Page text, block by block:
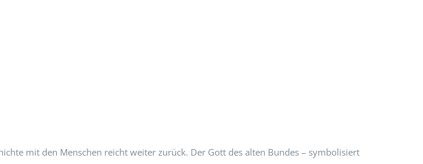
mit den Menschen reicht weiter zurück. Der Gott des alten Bundes – symbolisiert